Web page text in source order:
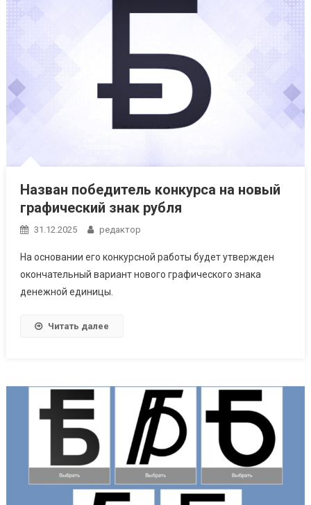
Назван победитель конкурса на новый
графический знак рубля
31.12.2025 редактор
На основании его конкурсной работы будет утвержден
окончательный вариант нового графического знака
денежной единицы.
Читать далее